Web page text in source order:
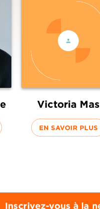
Victoria Mas
EN SAVOIR PLUS
Inscrivez-vous à la